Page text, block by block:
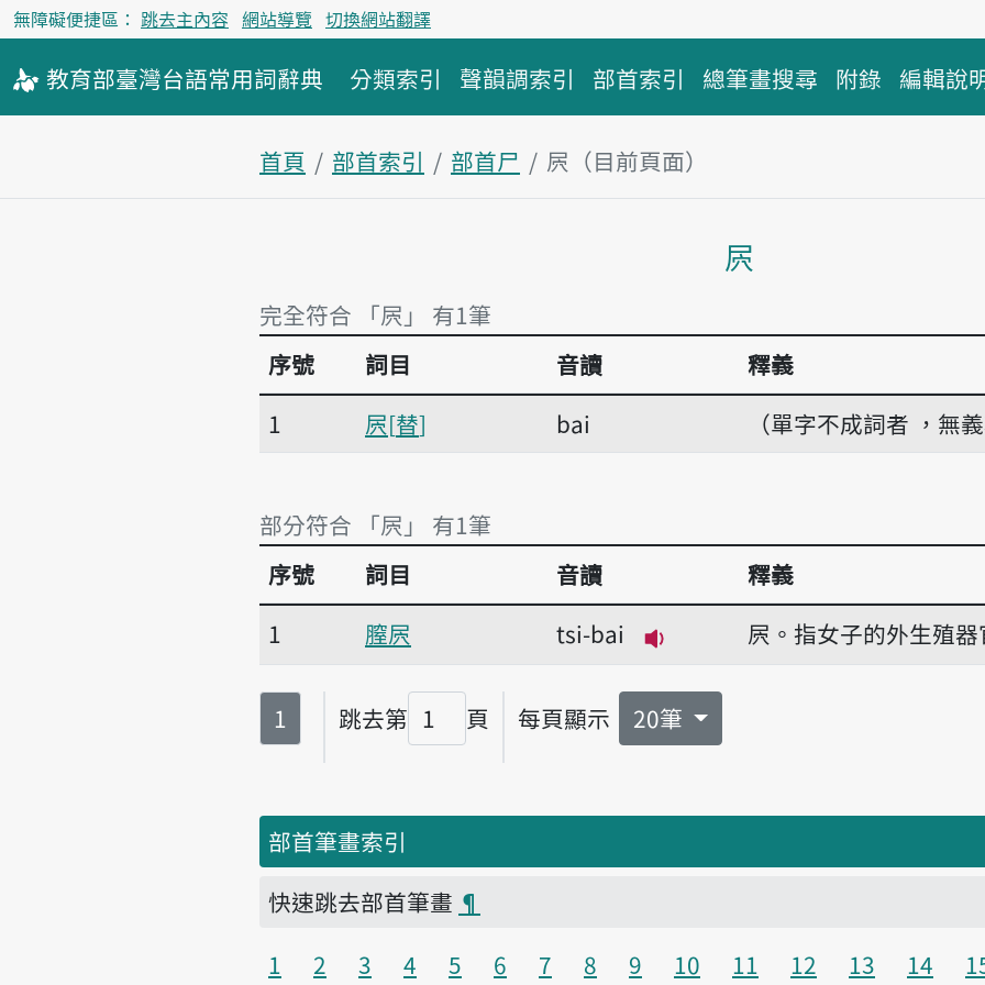
無障礙便捷區： 跳去主內容 網站導覽 切換網站翻譯
教育部臺灣台語常用詞辭典 分類索引 聲韻調索引 部首索引 總筆畫搜尋 附錄 編輯說
首頁 部首索引 部首尸
屄（目前頁面）
屄
完全符合 「屄」 有1筆
完全符合 「屄」 有1筆
序號 詞目 音讀
釋義
1
屄 替 bai （單字不成詞者 ，無義
部分符合 「屄」 有1筆
部分符合 「屄」 有1筆
序號 詞目 音讀
釋義
1
膣屄
tsi-bai
播放音讀tsi-bai
屄。指女子的外生殖器
第
1 跳去第
頁碼
頁 每頁顯示 20筆
部首筆畫索引
快速跳去部首筆畫 ¶
1
2 3 4 5 6 7 8 9 10 11 12 13 14